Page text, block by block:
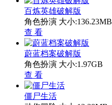
百炼英雄破解版
角色扮演 大小:136.23MB
查 看
蔚蓝档案破解版
角色扮演 大小:1.97GB
查 看
僵尸生活